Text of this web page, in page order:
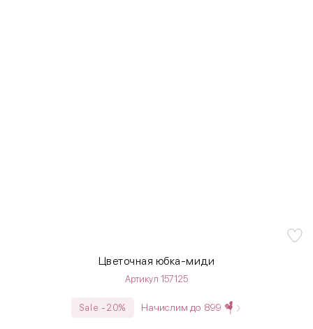
Цветочная юбка-миди
Артикул 157125
Sale -20% Начислим до 899